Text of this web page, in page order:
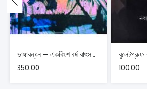
ভাষাবন্ধন – একবিংশ বর্ষ বাৎসরিক সংখ্যা ২০২৪
350.00 100.00